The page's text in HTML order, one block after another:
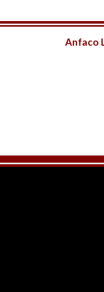
Anfaco